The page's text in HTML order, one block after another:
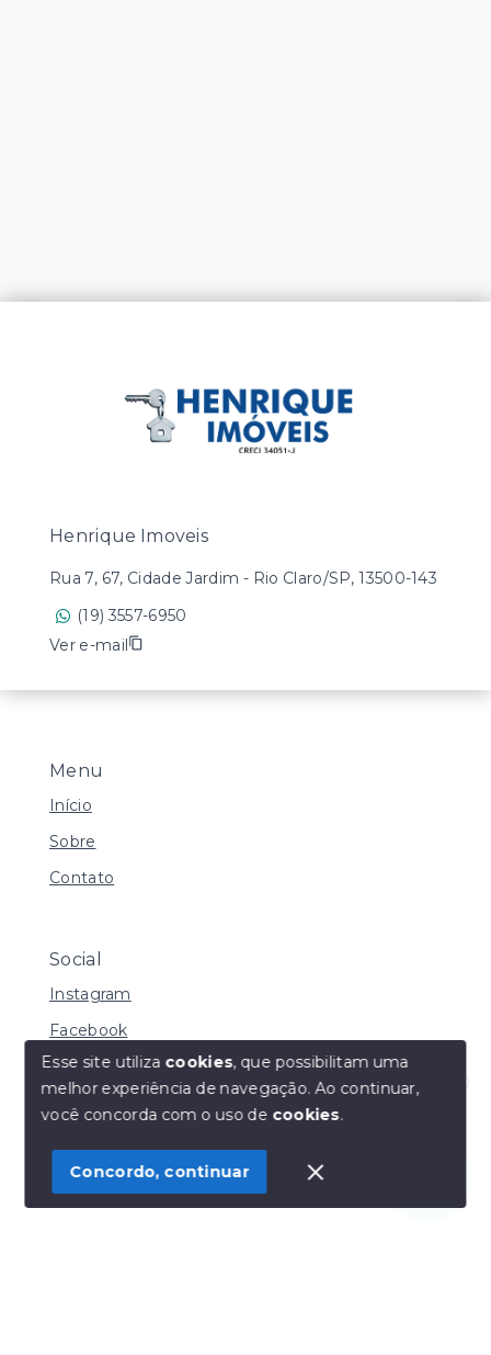
Olá! Estamos disponíveis para te ajudar.
Menu
Início
Sobre
Contato
Social
Instagram
Facebook
© Copyright 2026 - Henrique Imoveis - Todos os
SITE PARA IMOBILIARIA
Henrique Imoveis
Rua 7, 67, Cidade Jardim - Rio Claro/SP, 13500-143
(19) 3557-6950
Ver e-mail
Esse site utiliza cookies, que possibilitam uma
melhor experiência de navegação.Ao continuar,
você concorda com o uso de cookies.
Concordo, continuar